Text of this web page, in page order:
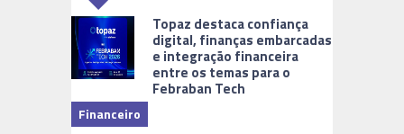
Topaz destaca confiança
digital, finanças embarcadas
e integração financeira
entre os temas para o
Febraban Tech
Financeiro